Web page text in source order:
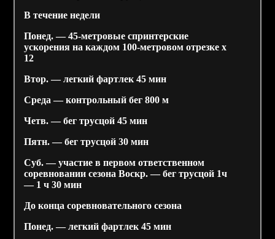
В течение недели
Понед. — 45-метровые спринтерские
ускорения на каждом 100-метровом отрезке х
12
Втор. — легкий фартлек 45 мин
Среда — контрольный бег 800 м
Четв. — бег трусцой 45 мин
Пятн. — бег трусцой 30 мин
Суб. — участие в первом ответственном
соревновании сезона Воскр. — бег трусцой 1ч
— 1 ч 30 мин
До конца соревновательного сезона
Понед. — легкий фартлек 45 мин